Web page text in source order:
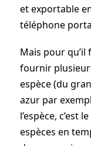
et exportable
téléphone
Mais pour
fournir
espèce (du
azur par
l’espèce, c’est
espèces en